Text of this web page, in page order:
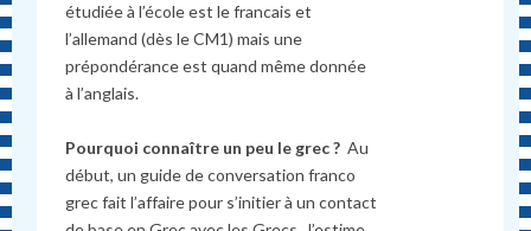
étudiée à l’école est le francais et
l’allemand (dès le CM1) mais une
prépondérance est quand même donnée
à l’anglais.
Pourquoi connaître un peu le grec ? Au
début, un guide de conversation franco
grec fait l’affaire pour s’initier à un contact